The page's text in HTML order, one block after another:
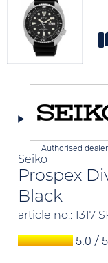
Seiko
Prospex
Black
article no.: 1317
Authorised dealer
5.0 /